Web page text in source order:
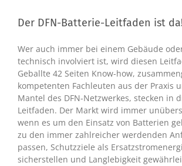
Der DFN-Batterie-Leitfaden ist
Wer auch immer bei einem Gebäude
technisch involviert ist, wird diesen
Geballte 42 Seiten Know-how,
kompetenten Fachleuten aus der Praxis
Mantel des DFN-Netzwerkes, stecken in
Leitfaden. Der Markt wird immer
wenn es um den Einsatz von Batterien
zu den immer zahlreicher werdenden
passen, Schutzziele als
sicherstellen und Langlebigkeit